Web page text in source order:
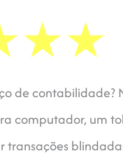
de
computador, um
transações